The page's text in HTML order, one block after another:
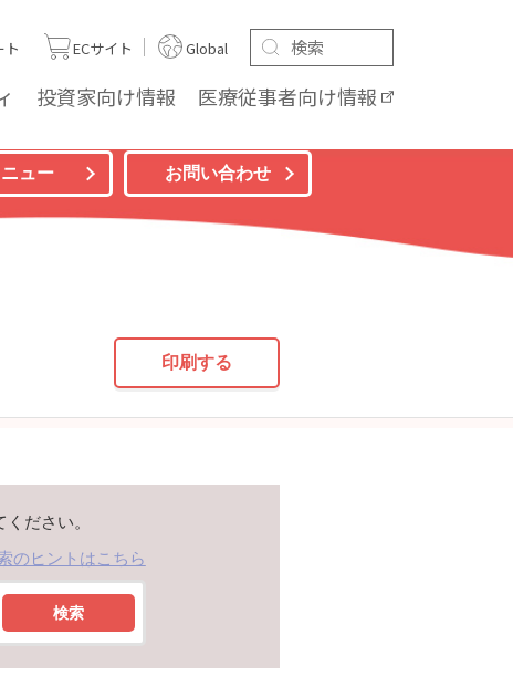
投資家向け情報 医療従事者向け情報
ト ECサイト Global
ニュー お問い合わせ
印刷する
ださい。
のヒントはこちら
検索